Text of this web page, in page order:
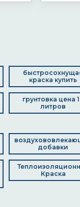
краска купить
грунтовка цена
литров
добавки
Краска